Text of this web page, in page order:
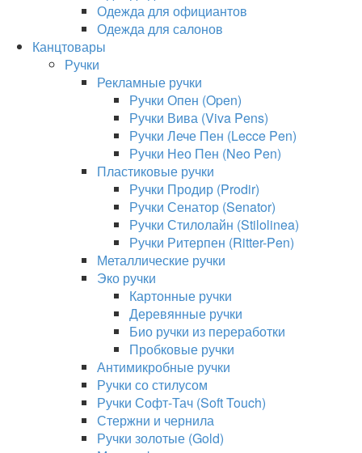
Одежда для официантов
Одежда для салонов
Канцтовары
Ручки
Рекламные ручки
Ручки Опен (Open)
Ручки Вива (Viva Pens)
Ручки Лече Пен (Lecce Pen)
Ручки Нео Пен (Neo Pen)
Пластиковые ручки
Ручки Продир (Prodir)
Ручки Сенатор (Senator)
Ручки Стилолайн (Stilolinea)
Ручки Ритерпен (Ritter-Pen)
Металлические ручки
Эко ручки
Картонные ручки
Деревянные ручки
Био ручки из переработки
Пробковые ручки
Антимикробные ручки
Ручки со стилусом
Ручки Софт-Тач (Soft Touch)
Стержни и чернила
Ручки золотые (Gold)